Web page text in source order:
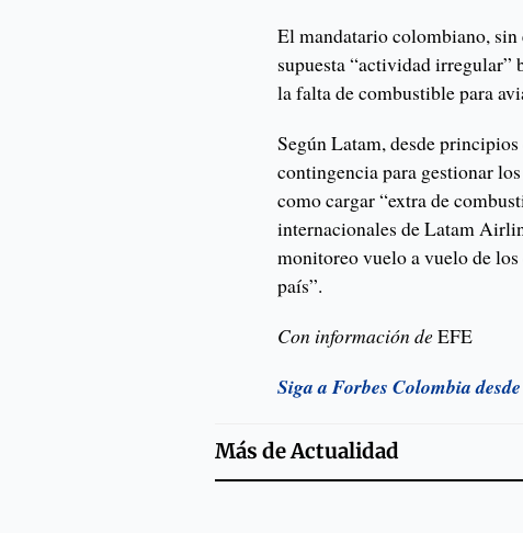
El mandatario colombiano, sin
supuesta “actividad irregular”
la falta de combustible para
Según Latam, desde
contingencia para gestionar
como cargar “extra de
internacionales de Latam
monitoreo vuelo a vuelo de
país”.
Con información deEFE
Siga a Forbes Colombia
Más deActualidad